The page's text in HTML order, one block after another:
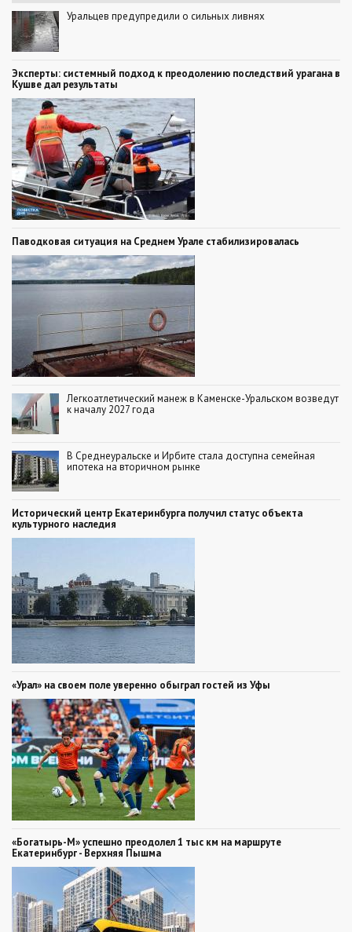
Уральцев предупредили о сильных ливнях
Эксперты: системный подход к преодолению последствий урагана в
Кушве дал результаты
Паводковая ситуация на Среднем Урале стабилизировалась
Легкоатлетический манеж в Каменске-Уральском возведут
к началу 2027 года
В Среднеуральске и Ирбите стала доступна семейная
ипотека на вторичном рынке
Исторический центр Екатеринбурга получил статус объекта
культурного наследия
«Урал» на своем поле уверенно обыграл гостей из Уфы
«Богатырь-М» успешно преодолел 1 тыс км на маршруте
Екатеринбург - Верхняя Пышма